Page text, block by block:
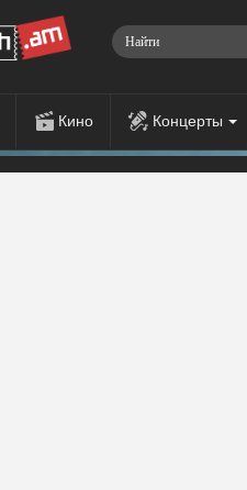
Кино Концерты